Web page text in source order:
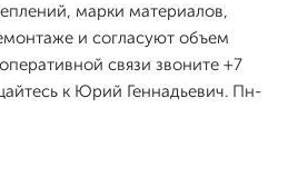
марки материалов,
и согласуют объем
связи звоните +7
к Юрий Геннадьевич. Пн-